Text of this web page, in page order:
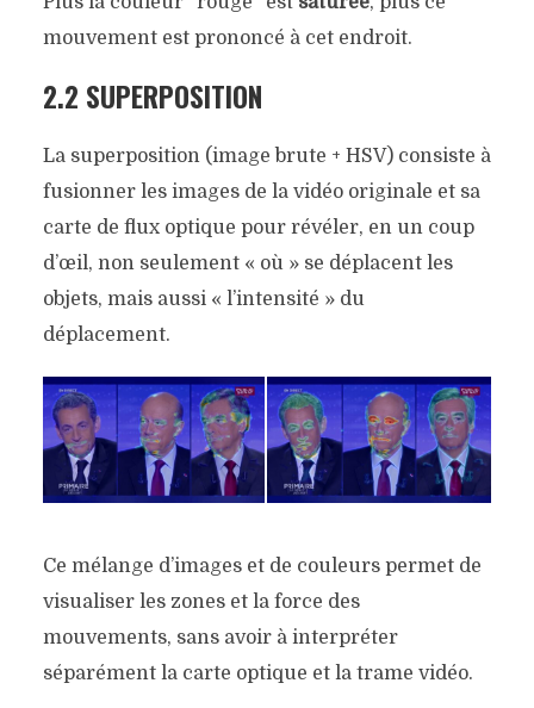
mouvement est prononcé à cet endroit.
2.2 SUPERPOSITION
La superposition (image brute + HSV) consiste à
fusionner les images de la vidéo originale et sa
carte de flux optique pour révéler, en un coup
d’œil, non seulement « où » se déplacent les
objets, mais aussi « l’intensité » du
déplacement.
Ce mélange d’images et de couleurs permet de
visualiser les zones et la force des
mouvements, sans avoir à interpréter
séparément la carte optique et la trame vidéo.